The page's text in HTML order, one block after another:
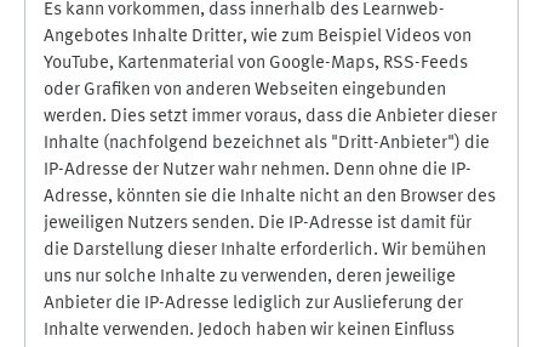
Es kann vorkommen, dass innerhalb des Learnweb-
Angebotes Inhalte Dritter, wie zum Beispiel Videos von
YouTube, Kartenmaterial von Google-Maps, RSS-Feeds
oder Grafiken von anderen Webseiten eingebunden
werden. Dies setzt immer voraus, dass die Anbieter dieser
Inhalte (nachfolgend bezeichnet als "Dritt-Anbieter") die
IP-Adresse der Nutzer wahr nehmen. Denn ohne die IP-
Adresse, könnten sie die Inhalte nicht an den Browser des
jeweiligen Nutzers senden. Die IP-Adresse ist damit für
die Darstellung dieser Inhalte erforderlich. Wir bemühen
uns nur solche Inhalte zu verwenden, deren jeweilige
Anbieter die IP-Adresse lediglich zur Auslieferung der
Inhalte verwenden. Jedoch haben wir keinen Einfluss